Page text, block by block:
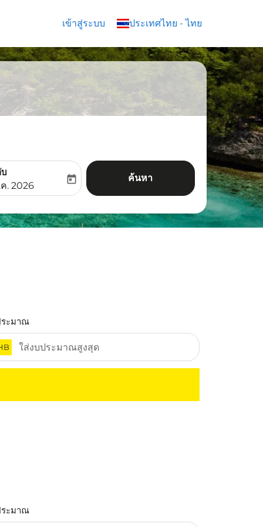
เข้าสู่ระบบ ประเทศไทย - ไทย
keyboard_arrow_down
labelreturn-date-aria-label
. 2026
today ค้นหา
ะมาณ
ะมาณ